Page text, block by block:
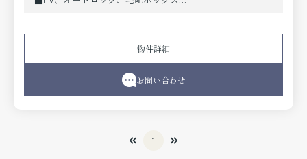
幅広くご検討可能なお部屋です。
■西明石駅に近く、お買い物や生活に便利な施設が揃って
います。
■賃貸収益物件としてもぜひご検討ください。
物件詳細
お問い合わせ
1